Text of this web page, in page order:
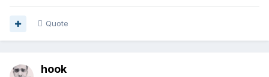
Quote
hook